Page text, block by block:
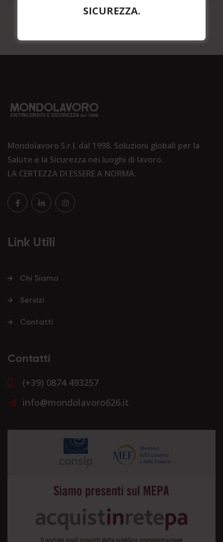
Mondolavoro S.r.l. dal 1998. Soluzioni globali per la
Salute e la Sicurezza nei luoghi di lavoro.
LA CERTEZZA DI ESSERE A NORMA.
Link Utili
Chi Siamo
Servizi
Contatti
Contatti
(+39) 0874 493257
info@mondolavoro626.it
SICUREZZA.